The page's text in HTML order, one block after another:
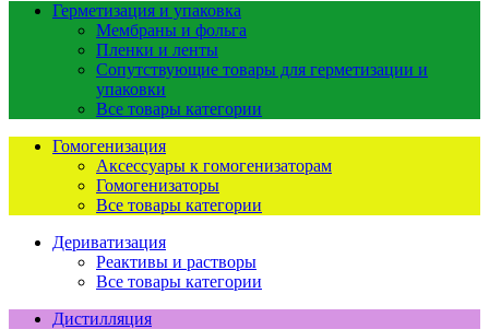
Герметизация и упаковка
Мембраны и фольга
Пленки и ленты
Сопутствующие товары для герметизации и
упаковки
Все товары категории
Гомогенизация
Аксессуары к гомогенизаторам
Гомогенизаторы
Все товары категории
Дериватизация
Реактивы и растворы
Все товары категории
Дистилляция